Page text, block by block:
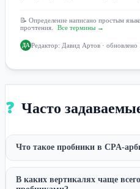
📝 Определение написано простым
прочтения.
Все термины →
ДА Редактор: Давид Артов ·
❓ Часто
Что такое пробники в CPA-
В каких вертикалях чаще